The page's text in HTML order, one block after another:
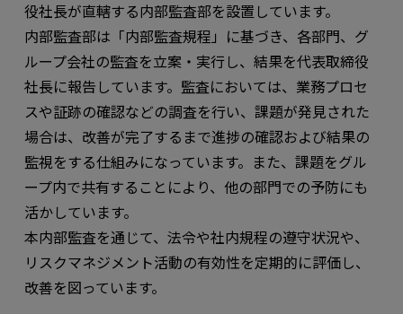
役社長が直轄する内部監査部を設置しています。
内部監査部は「内部監査規程」に基づき、各部門、グ
ループ会社の監査を立案・実行し、結果を代表取締役
社長に報告しています。監査においては、業務プロセ
スや証跡の確認などの調査を行い、課題が発見された
場合は、改善が完了するまで進捗の確認および結果の
監視をする仕組みになっています。また、課題をグル
ープ内で共有することにより、他の部門での予防にも
活かしています。
本内部監査を通じて、法令や社内規程の遵守状況や、
リスクマネジメント活動の有効性を定期的に評価し、
改善を図っています。